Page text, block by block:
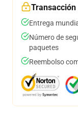
Transacción
Entrega
Número de
paquetes
Reembolso